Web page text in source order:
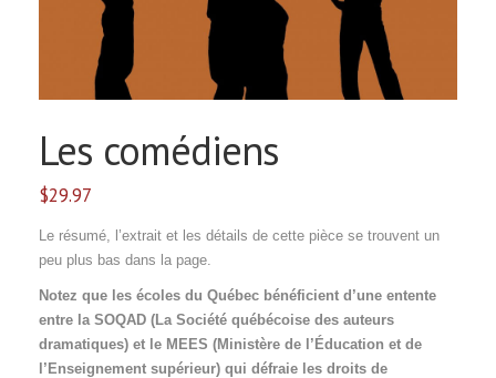
Les comédiens
$29.97
Le résumé, l’extrait et les détails de cette pièce se trouvent un
peu plus bas dans la page.
Notez que les écoles du Québec bénéficient d’une entente
entre la SOQAD (La Société québécoise des auteurs
dramatiques) et le MEES (Ministère de l’Éducation et de
l’Enseignement supérieur) qui défraie les droits de